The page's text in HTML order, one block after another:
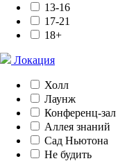
13-16
17-21
18+
Локация
Холл
Лаунж
Конференц-зал
Аллея знаний
Сад Ньютона
Не будить